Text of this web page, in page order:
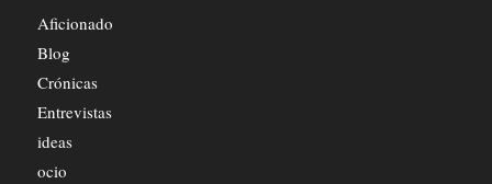
Aficionado
Blog
Crónicas
Entrevistas
ideas
ocio